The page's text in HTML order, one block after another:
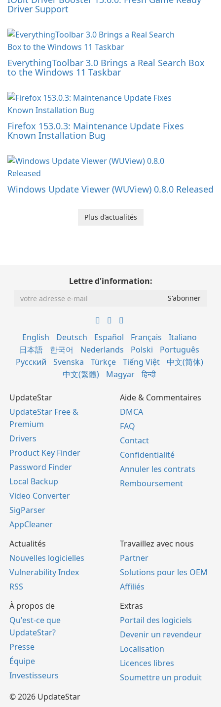
Driver Support
EverythingToolbar 3.0 Brings a Real Search Box
to the Windows 11 Taskbar
Firefox 153.0.3: Maintenance Update Fixes
Known Installation Bug
Windows Update Viewer (WUView) 0.8.0 Released
Plus d’actualités
Lettre d'information:
English Deutsch Español Français
Italiano
日本語
한국어 Nederlands Polski
Português
Русский
Svenska Türkçe Tiếng Việt
中文(简体)
中文(繁體)
Magyar हिन्दी
UpdateStar
UpdateStar Free &
Premium
Drivers
Product Key Finder
Password Finder
Local Backup
Video Converter
SigParser
AppCleaner
Aide & Commentaires
DMCA
FAQ
Contact
Confidentialité
Annuler les contrats
Remboursement
Actualités
Nouvelles logicielles
Vulnerability Index
RSS
Travaillez avec nous
Partner
Solutions pour les OEM
Affiliés
À propos de
Qu'est-ce que
UpdateStar?
Presse
Équipe
Investisseurs
Extras
Portail des logiciels
Devenir un revendeur
Localisation
Licences libres
Soumettre un produit
© 2026 UpdateStar